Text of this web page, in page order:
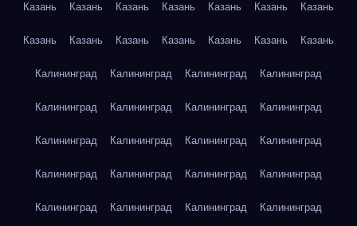
Казань Казань Казань Казань Казань Казань Казань
Казань Казань Казань Казань Казань Казань Казань
Калининград Калининград Калининград Калининград
Калининград Калининград Калининград Калининград
Калининград Калининград Калининград Калининград
Калининград Калининград Калининград Калининград
Калининград Калининград Калининград Калининград